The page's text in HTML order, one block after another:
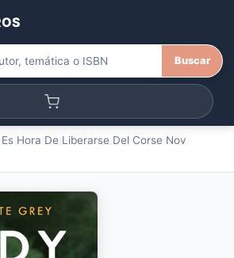
Buscar
Hora De Liberarse Del Corse Nov